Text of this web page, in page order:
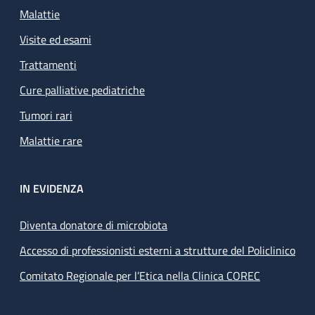
Gestione degli accessi non programmati, legati alla
presenza di problemi clinici intercorrenti che richiedono
un appropriato intervento terapeutico.
Gestione degli ordini del materiale che mensilmente deve
essere inviato al domicilio del paziente per assicurargli la
continuità del trattamento.
Programmazione e monitoraggio delle sedute dialitiche
delle dialisi peritoneali automatizzate (APD) . In alcuni
pazienti si realizza un monitoraggio in remoto della
sorveglianza clinica e/o modifiche di programma senza
Periodici controlli della adeguatezza dialitica, mediante
test specifici, con l’utilizzo di un programma che
consente, in base ai dati acquisiti, di formulare nuove
proposte di trattamenti , grazie alla simulazione dei
risultati raggiungibili.
Malattie
Visite ed esami
Trattamenti
Cure palliative pediatriche
Tumori rari
Malattie rare
IN EVIDENZA
Diventa donatore di microbiota
Accesso di professionisti esterni a strutture del Policlinico
Comitato Regionale per l’Etica nella Clinica COREC